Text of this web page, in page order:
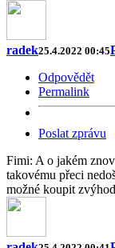
radek25.4.2022 00:45
Odpovědět
Permalink
Poslat zprávu
Fimi: A o jakém
takovému přeci
možné koupit